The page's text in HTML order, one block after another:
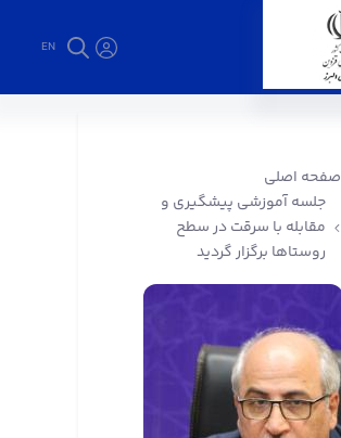
EN
صفحه اصلی
جلسه آموزشی پیشگیری و
مقابله با سرقت در سطح
روستاها برگزار گردید